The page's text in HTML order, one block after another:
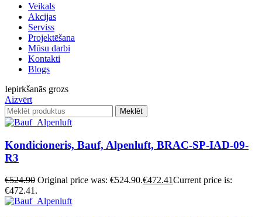
Veikals
Akcijas
Serviss
Projektēšana
Mūsu darbi
Kontakti
Blogs
Iepirkšanās grozs
Aizvērt
Meklēt
Kondicioneris, Bauf, Alpenluft, BRAC-SP-IAD-09-
R3
€524.90 Original price was: €524.90.€472.41Current price is:
€472.41.